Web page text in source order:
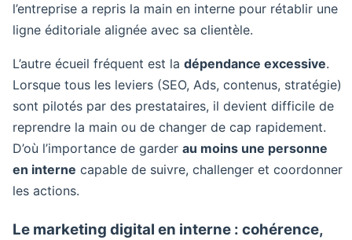
l’entreprise a repris la main en interne pour rétablir une
ligne éditoriale alignée avec sa clientèle.
L’autre écueil fréquent est la dépendance excessive.
Lorsque tous les leviers (SEO, Ads, contenus, stratégie)
sont pilotés par des prestataires, il devient difficile de
reprendre la main ou de changer de cap rapidement.
D’où l’importance de garder au moins une personne
en interne capable de suivre, challenger et coordonner
les actions.
Le marketing digital en interne : cohérence,